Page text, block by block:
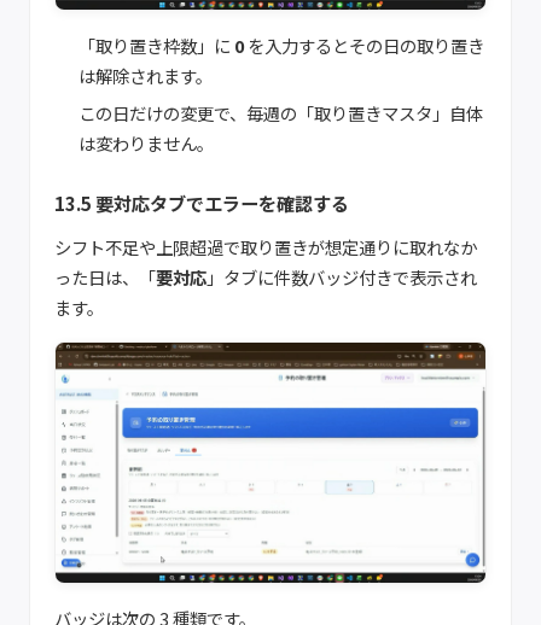
「取り置き枠数」に 0を入力するとその日の取り置き
は解除されます。
この日だけの変更で、毎週の「取り置きマスタ」自体
は変わりません。
13.5 要対応タブでエラーを確認する
シフト不足や上限超過で取り置きが想定通りに取れなか
った日は、「要対応」タブに件数バッジ付きで表示され
ます。
バッジは次の 3 種類です。